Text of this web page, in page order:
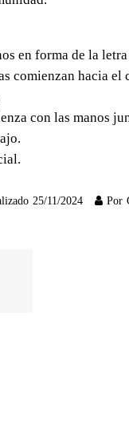
en forma de la
comienzan hacia el
con las manos
25/11/2024 Por